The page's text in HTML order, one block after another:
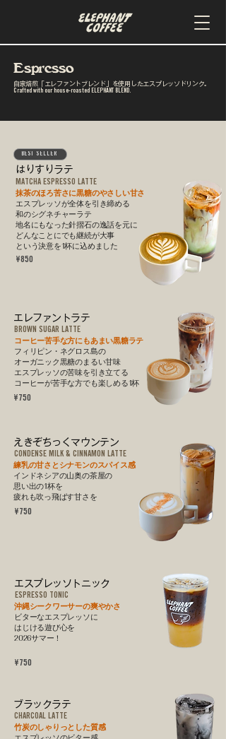
Espresso
自家焙煎「エレファントブレンド」を使用したエスプレッソドリンク。
Crafted with our house-roasted ELEPHANT BLEND.
BEST SELLER
​はりすりラテ
¥850
抹茶のほろ苦さに黒糖のやさしい甘さ
エスプレッソが全体を引き締める
和のシグネチャーラテ
地名にもなった針摺石の逸話を元に
どんなことにでも継続が大事
という決意を1杯に込めました
MATCHA ESPRESSO LATTE
エレファントラテ
BROWN SUGAR LATTE
コーヒー苦手な方にもあまい黒糖ラテ
フィリピン・ネグロス島の
オーガニック黒糖のまるい甘味
エスプレッソの苦味を引き立てる
​コーヒーが苦手な方でも楽しめる1杯
¥750
えきぞちっくマウンテン
CONDENSE MILK & CINNAMON LATTE
練乳の甘さとシナモンのスパイス感
インドネシアの山奥の茶屋の
​思い出の1杯を
​疲れも吹っ飛ばす甘さを
¥750
エスプレッソトニック
ESPRESSO TONIC
沖縄シークワーサーの爽やかさ
​ビターなエスプレッソに
はじける遊び心を​
2026サマー！
¥750
竹炭のしゃりっとした質感
ブラックラテ
CHARCOAL LATTE